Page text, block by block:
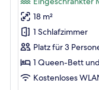
oder
-
Meerblick
(2
18 m²
1 Schlafzimmer
Platz für 3
1 Queen-Bett
Kostenloses